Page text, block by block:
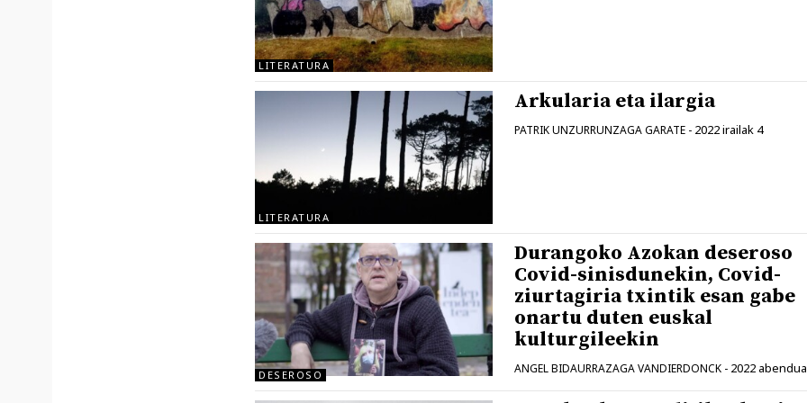
LITERATURA
LITERATURA
Arkularia eta ilargia
PATRIK UNZURRUNZAGA GARATE - 2022 irailak 4
DESEROSO
Durangoko Azokan deseroso
Covid-sinisdunekin, Covid-
ziurtagiria txintik esan gabe
onartu duten euskal
kulturgileekin
ANGEL BIDAURRAZAGA VANDIERDONCK - 2022